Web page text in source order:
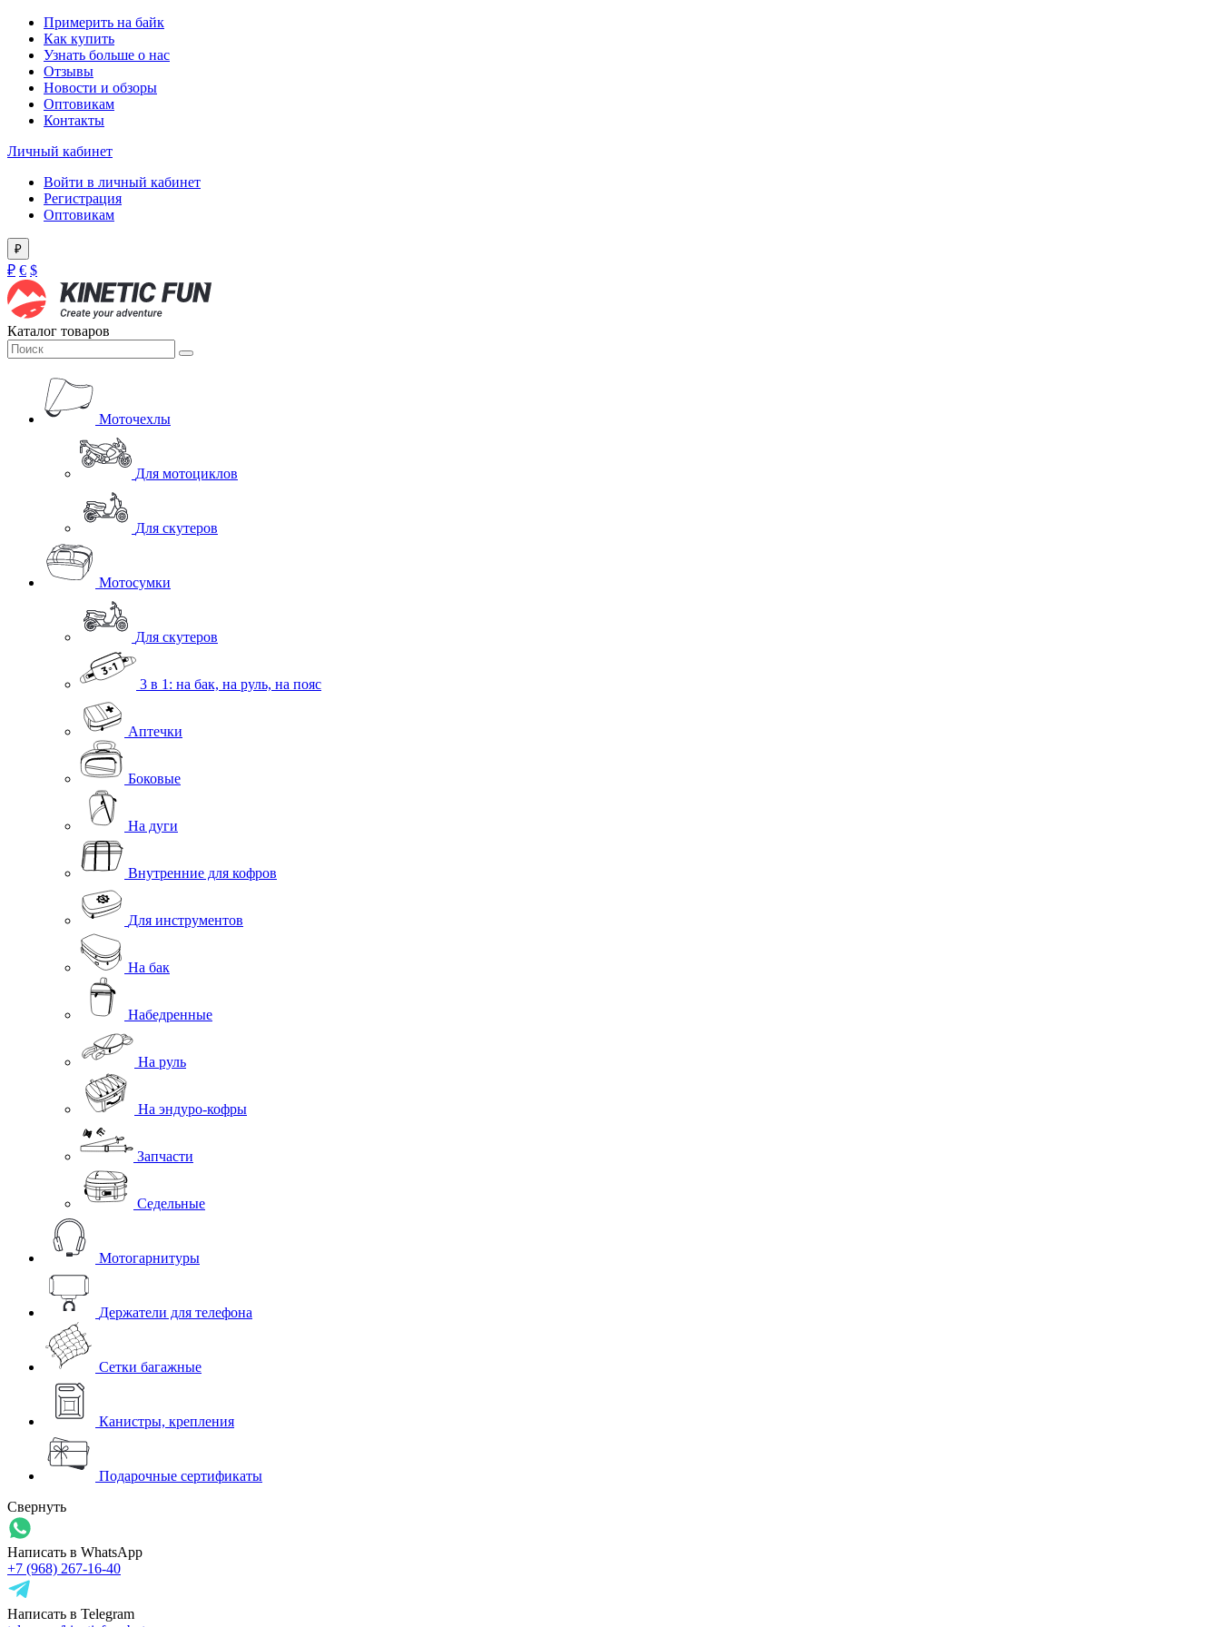
Примерить на байк
Как купить
Узнать больше о нас
Отзывы
Новости и обзоры
Оптовикам
Контакты
Личный кабинет
Войти в личный кабинет
Регистрация
Оптовикам
₽
₽ € $
Каталог товаров
Моточехлы
Для мотоциклов
Для скутеров
Мотосумки
Для скутеров
3 в 1: на бак, на руль, на пояс
Аптечки
Боковые
На дуги
Внутренние для кофров
Для инструментов
На бак
Набедренные
На руль
На эндуро-кофры
Запчасти
Седельные
Мотогарнитуры
Держатели для телефона
Сетки багажные
Канистры, крепления
Подарочные сертификаты
Свернуть
Написать в WhatsApp
+7 (968) 267-16-40
Написать в Telegram